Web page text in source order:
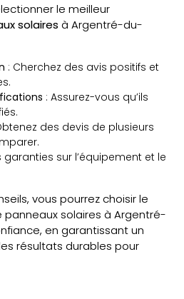
le meilleur
solaires à Argentré-du-
: Cherchez des avis positifs et
: Assurez-vous qu’ils
des devis de plusieurs
garanties sur l’équipement et le
vous pourrez choisir le
solaires à Argentré-
en garantissant un
résultats durables pour